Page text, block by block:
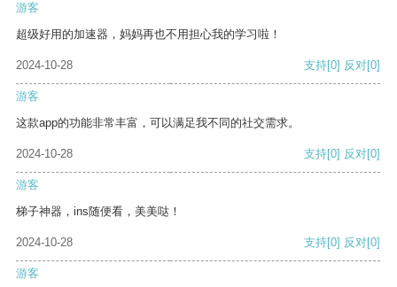
游客
超级好用的加速器，妈妈再也不用担心我的学习啦！
2024-10-28 支持[0] 反对[0]
游客
这款app的功能非常丰富，可以满足我不同的社交需求。
2024-10-28 支持[0] 反对[0]
游客
梯子神器，ins随便看，美美哒！
2024-10-28 支持[0] 反对[0]
游客